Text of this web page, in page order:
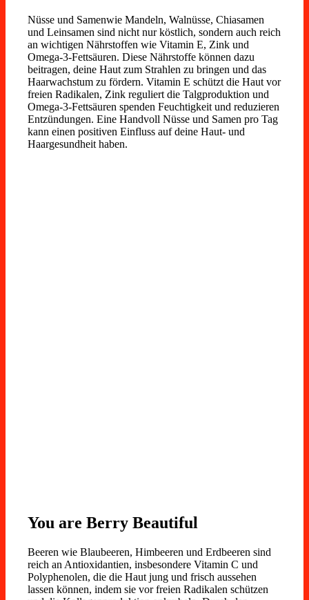
Nüsse und Samenwie Mandeln, Walnüsse, Chiasamen
und Leinsamen sind nicht nur köstlich, sondern auch reich
an wichtigen Nährstoffen wie Vitamin E, Zink und
Omega-3-Fettsäuren. Diese Nährstoffe können dazu
beitragen, deine Haut zum Strahlen zu bringen und das
Haarwachstum zu fördern. Vitamin E schützt die Haut vor
freien Radikalen, Zink reguliert die Talgproduktion und
Omega-3-Fettsäuren spenden Feuchtigkeit und reduzieren
Entzündungen. Eine Handvoll Nüsse und Samen pro Tag
kann einen positiven Einfluss auf deine Haut- und
Haargesundheit haben.
You are Berry Beautiful
Beeren wie Blaubeeren, Himbeeren und Erdbeeren sind
reich an Antioxidantien, insbesondere Vitamin C und
Polyphenolen, die die Haut jung und frisch aussehen
lassen können, indem sie vor freien Radikalen schützen